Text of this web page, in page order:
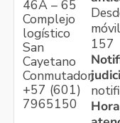
46A – 65
Complejo
logístico
San
Cayetano
Conmutador:
+57 (601)
7965150
157